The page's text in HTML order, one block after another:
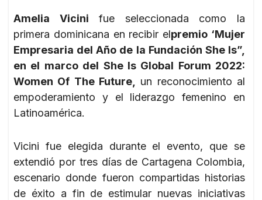
Amelia Vicini fue seleccionada como la
primera dominicana en recibir elpremio ‘Mujer
Empresaria del Año de la Fundación She Is”,
en el marco del She Is Global Forum 2022:
Women Of The Future,
un reconocimiento al
empoderamiento y el liderazgo femenino en
Latinoamérica.
Vicini fue elegida durante el evento, que se
extendió por tres días de Cartagena Colombia,
escenario donde fueron compartidas historias
de éxito a fin de estimular nuevas iniciativas